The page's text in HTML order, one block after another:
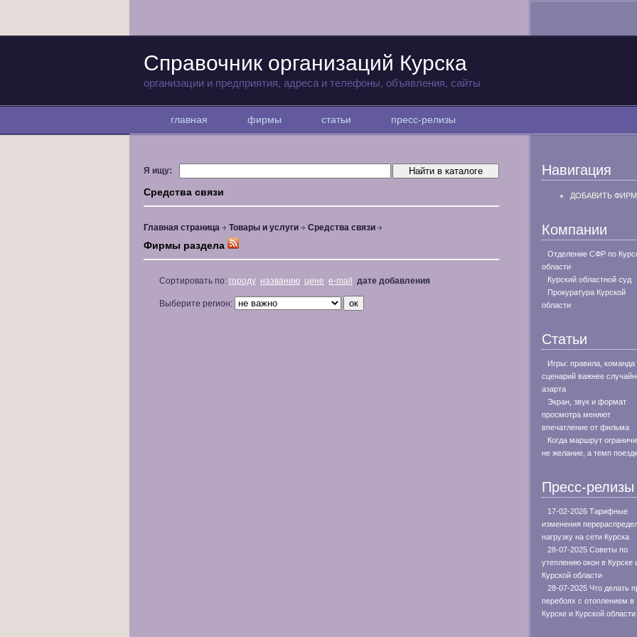
Справочник организаций Курска
организации и предприятия, адреса и телефоны, объявления, сайты
главная фирмы статьи пресс-релизы
Я ищу:
Средства связи
Главная страница Товары и услуги Средства связи
Фирмы раздела
Сортировать по: городу названию цене e-mail дате добавления
Выберите регион:
Навигация
ДОБАВИТЬ
Компании
Отделение СФР по
области
Курский областной суд
Прокуратура Курской
области
Статьи
Игры: правила, команда
сценарий важнее
азарта
Экран, звук и формат
просмотра меняют
впечатление от фильма
Когда маршрут
не желание, а темп
Пресс-релизы
17-02-2026 Тарифные
изменения
нагрузку на сети Курска
28-07-2025 Советы по
утеплению окон в Курске
Курской области
28-07-2025 Что делать
перебоях с отоплением в
Курске и Курской области